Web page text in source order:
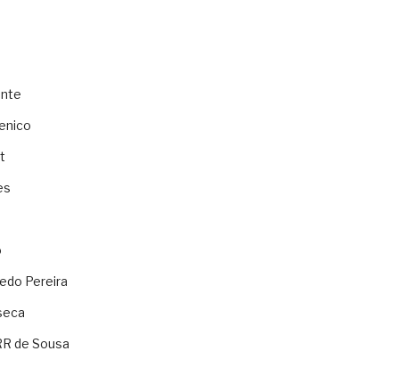
Pereira
de Sousa